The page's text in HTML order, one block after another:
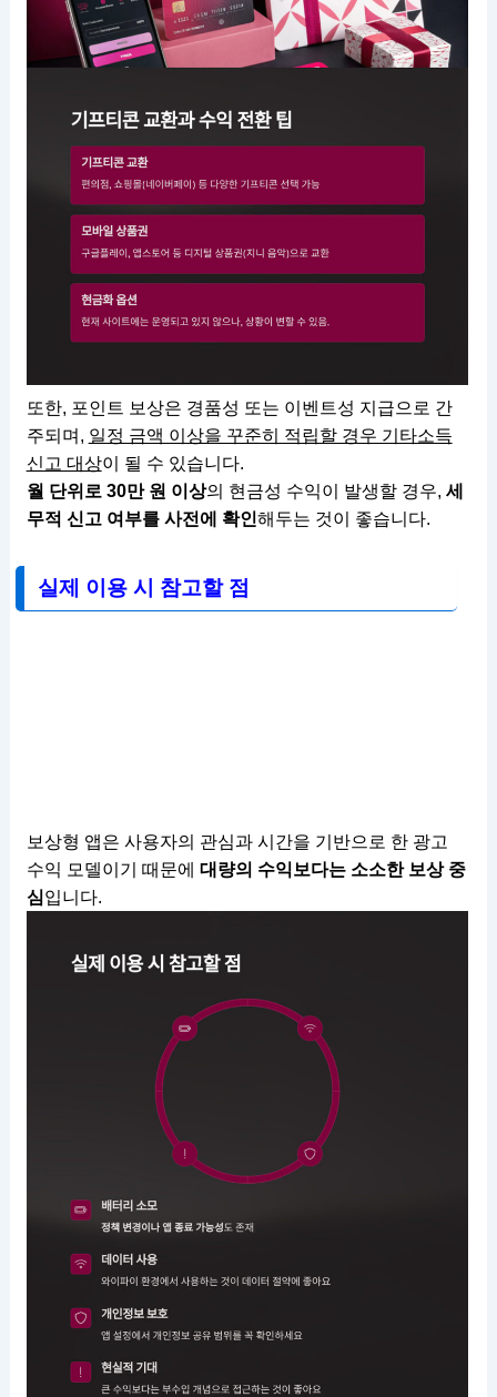
또한, 포인트 보상은 경품성 또는 이벤트성 지급으로 간
주되며, 일정 금액 이상을 꾸준히 적립할 경우 기타소득
신고 대상이 될 수 있습니다.
월 단위로 30만 원 이상의 현금성 수익이 발생할 경우, 세
무적 신고 여부를 사전에 확인해두는 것이 좋습니다.
실제 이용 시 참고할 점
보상형 앱은 사용자의 관심과 시간을 기반으로 한 광고
수익 모델이기 때문에 대량의 수익보다는 소소한 보상 중
심입니다.